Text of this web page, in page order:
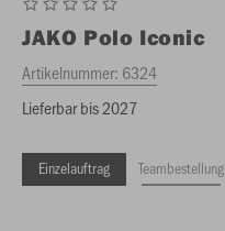
JAKO Polo Iconic
Artikelnummer: 6324
Lieferbar bis 2027
Einzelauftrag Teambestellung